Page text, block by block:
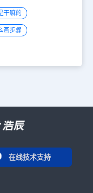
干嘛的
画步骤
在线技术支持